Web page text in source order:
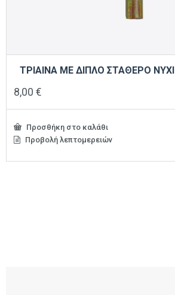
ΤΡΙΑΙΝΑ ΜΕ ΔΙΠΛΟ ΣΤΑΘΕΡΟ ΝΥΧΙ
8,00 €
Προσθήκη στο καλάθι
Προβολή λεπτομερειών